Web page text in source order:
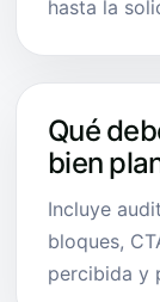
hasta la
Qué
bien
Incluye
bloques,
percibida y